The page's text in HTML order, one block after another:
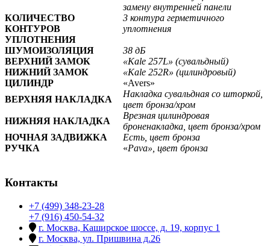
замену внутренней панели
КОЛИЧЕСТВО
КОНТУРОВ
УПЛОТНЕНИЯ
3 контура герметичного
уплотнения
ШУМОИЗОЛЯЦИЯ
38 дБ
ВЕРХНИЙ ЗАМОК
«Kale 257L» (сувальдный)
НИЖНИЙ ЗАМОК
«Kale 252R» (цилиндровый)
ЦИЛИНДР
«Avers»
ВЕРХНЯЯ НАКЛАДКА
Накладка сувальдная со шторкой,
цвет бронза/хром
НИЖНЯЯ НАКЛАДКА
Врезная цилиндровая
броненакладка, цвет бронза/хром
НОЧНАЯ ЗАДВИЖКА
Есть, цвет бронза
РУЧКА
«Pava», цвет бронза
Контакты
+7 (499) 348-23-28
+7 (916) 450-54-32
г. Москва, Каширское шоссе, д. 19, корпус 1
г. Москва, ул. Пришвина д.26